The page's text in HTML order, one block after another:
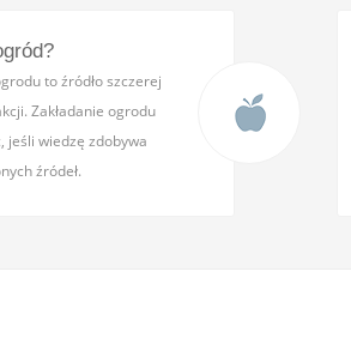
to źródło szczerej
Zakładanie ogrodu
jeśli wiedzę zdobywa
źródeł.